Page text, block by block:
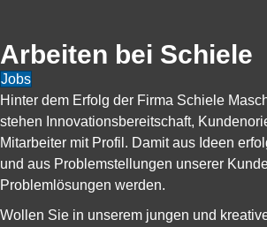
Arbeiten bei Schiele
Jobs
Hinter dem Erfolg der Firma Schiele
stehen Innovationsbereitschaft,
Mitarbeiter mit Profil. Damit aus Ideen
und aus Problemstellungen unserer
Problemlösungen werden.
Wollen Sie in unserem jungen und